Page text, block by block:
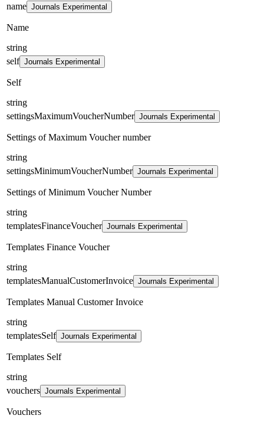
name Journals Experimental
Name
string
self Journals Experimental
Self
string
settingsMaximumVoucherNumber Journals Experimental
Settings of Maximum Voucher number
string
settingsMinimumVoucherNumber Journals Experimental
Settings of Minimum Voucher Number
string
templatesFinanceVoucher Journals Experimental
Templates Finance Voucher
string
templatesManualCustomerInvoice Journals Experimental
Templates Manual Customer Invoice
string
templatesSelf Journals Experimental
Templates Self
string
vouchers Journals Experimental
Vouchers